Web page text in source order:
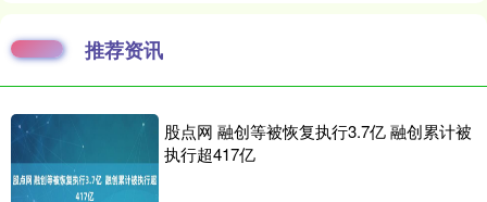
推荐资讯
股点网 融创等被恢复执行3.7亿 融创累计被
执行超417亿